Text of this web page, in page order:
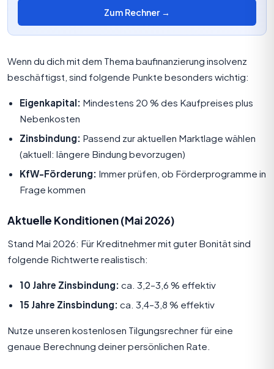
Zum Rechner →
Wenn du dich mit dem Thema baufinanzierung insolvenz
beschäftigst, sind folgende Punkte besonders wichtig:
Eigenkapital: Mindestens 20 % des Kaufpreises plus
Nebenkosten
Zinsbindung: Passend zur aktuellen Marktlage wählen
(aktuell: längere Bindung bevorzugen)
KfW-Förderung: Immer prüfen, ob Förderprogramme in
Frage kommen
Aktuelle Konditionen (Mai 2026)
Stand Mai 2026: Für Kreditnehmer mit guter Bonität sind
folgende Richtwerte realistisch:
10 Jahre Zinsbindung: ca. 3,2–3,6 % effektiv
15 Jahre Zinsbindung: ca. 3,4–3,8 % effektiv
Nutze unseren kostenlosen Tilgungsrechner für eine
genaue Berechnung deiner persönlichen Rate.